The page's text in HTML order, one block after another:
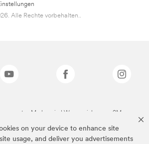
on your device to enhance site
usage, and deliver you advertisements
Alle Rechte vorbehalten..
genannten Marken sind Warenzeichen von 3M.